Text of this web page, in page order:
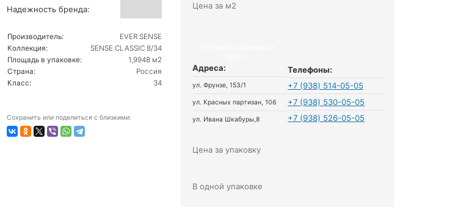
Надежность бренда:
Производитель:
EVER SENSE
Коллекция:
SENSE CLASSIC 8/34
Площадь в упаковке:
1,9948 м2
Страна:
Россия
Класс:
34
Сохранить или поделиться с близкими:
Цена за м2
Адреса:
ул. Фрунзе, 153/1
ул. Красных партизан, 106
ул. Ивана Шкабуры,8
Телефоны:
+7 (938) 514-05-05
+7 (938) 530-05-05
+7 (938) 526-05-05
Цена за упаковку
В одной упаковке